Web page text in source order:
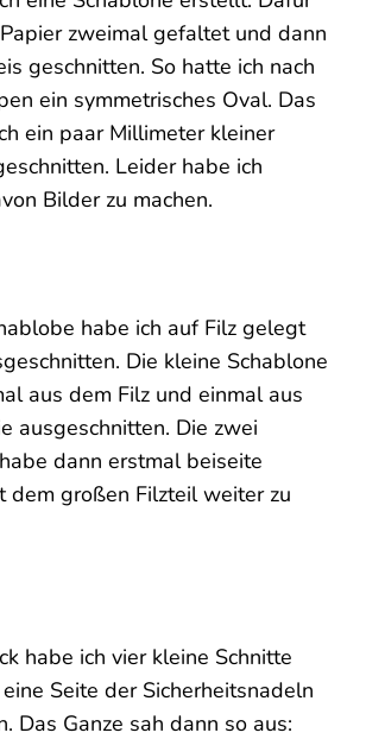
zweimal gefaltet und dann
geschnitten. So hatte ich nach
ein symmetrisches Oval. Das
ein paar Millimeter kleiner
Leider habe ich
Bilder zu machen.
habe ich auf Filz gelegt
Die kleine Schablone
aus dem Filz und einmal aus
ausgeschnitten. Die zwei
dann erstmal beiseite
dem großen Filzteil weiter zu
habe ich vier kleine Schnitte
Seite der Sicherheitsnadeln
Das Ganze sah dann so aus: